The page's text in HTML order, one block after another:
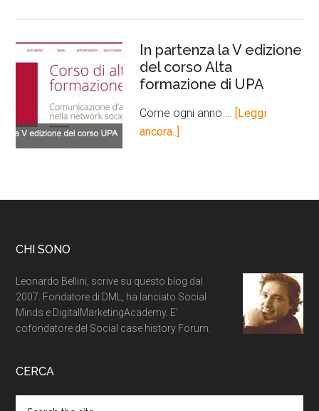
In partenza la V edizione
del corso Alta
formazione di UPA
Come ogni anno … [Leggi
ancora..]
CHI SONO
Leonardo Bellini, scrive su questo blog dal
2007. Fondatore di DML, ha lanciato Social
Minds e DigitalMarketingAcademy. E'
cofondatore del Social case history Forum.
CERCA